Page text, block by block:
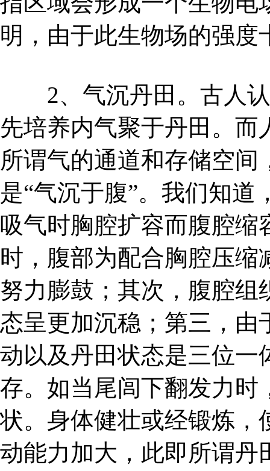
明，由于此生物场的强
2、气沉丹田。古人认
先培养内气聚于丹田。
所谓气的通道和存储空
是“气沉于腹”。我们知
吸气时胸腔扩容而腹腔缩
时，腹部为配合胸腔压
努力膨鼓；其次，腹腔组
态呈更加沉稳；第三，由
动以及丹田状态是三位一
存。如当尾闾下翻发力时
状。身体健壮或经锻炼，
动能力加大，此即所谓丹